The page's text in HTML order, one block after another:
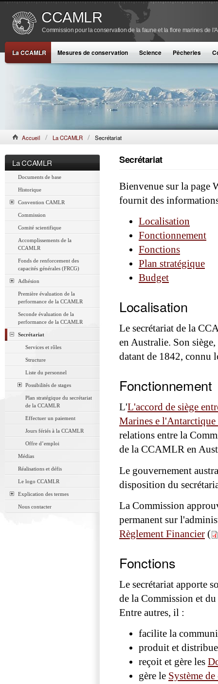
CCAMLR
Commission pour la conservation de la faune et la flore marines de
La CCAMLR Mesures de conservation Science Pêcheries
Accueil La CCAMLR Secrétariat
La CCAMLR
Documents de base
Historique
Convention CAMLR
Commission
Comité scientifique
Accomplissements de la
CCAMLR
Fonds de renforcement des
capacités générales (FRCG)
Adhésion
Première évaluation de la
performance de la CCAMLR
Seconde évaluation de la
performance de la CCAMLR
Secrétariat
Services et rôles
Structure
Liste du personnel
Possibilités de stages
Plan stratégique du secrétariat
de la CCAMLR
Effectuer un paiement
Jours fériés à la CCAMLR
Offre d’emploi
Médias
Réalisations et défis
Le logo CCAMLR
Explication des termes
Nous contacter
Secrétariat
Bienvenue sur la page
fournit des
Localisation
Fonctionnement
Fonctions
Plan stratégique
Budget
Localisation
Le secrétariat de la
en Australie. Son
datant de 1842, connu
Fonctionnement
L'L'accord de siège
Marines e
relations entre la
de la CCAMLR en
Le gouvernement
disposition du
La Commission
permanent sur
Règlement Financier (
Fonctions
Le secrétariat apporte
de la Commission et
Entre autres, il :
facilite la
produit et
reçoit et gère les
gère le Système